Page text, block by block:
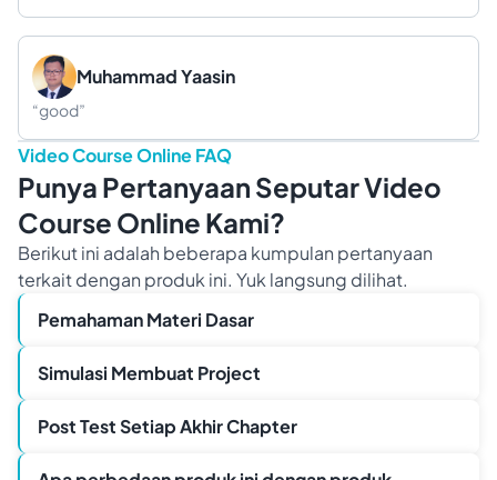
Muhammad Yaasin
“good”
Video Course Online FAQ
Punya Pertanyaan Seputar Video
Course Online Kami?
Berikut ini adalah beberapa kumpulan pertanyaan
terkait dengan produk ini. Yuk langsung dilihat.
Pemahaman Materi Dasar
Simulasi Membuat Project
Post Test Setiap Akhir Chapter